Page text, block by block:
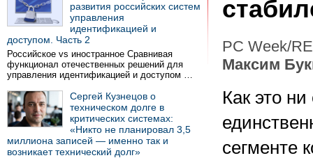
развития российских систем
управления
идентификацией и
доступом. Часть 2
Российское vs иностранное Сравнивая
функционал отечественных решений для
управления идентификацией и доступом …
Сергей Кузнецов о
техническом долге в
критических системах:
«Никто не планировал 3,5
миллиона записей — именно так и
возникает технический долг»
PC Week/
Максим
Как это
сегменте